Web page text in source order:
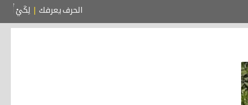
الحرف يعرفك | لِكَيْ أُبَالِغَ فِي